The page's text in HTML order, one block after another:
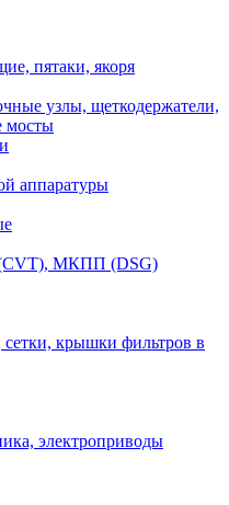
пятаки, якоря
узлы, щеткодержатели,
мосты
аппаратуры
МКПП (DSG)
крышки фильтров в
электроприводы